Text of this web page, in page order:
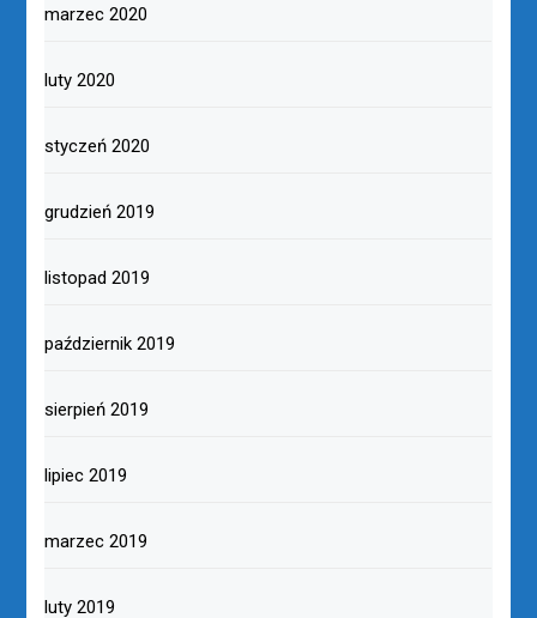
marzec 2020
luty 2020
styczeń 2020
grudzień 2019
listopad 2019
październik 2019
sierpień 2019
lipiec 2019
marzec 2019
luty 2019